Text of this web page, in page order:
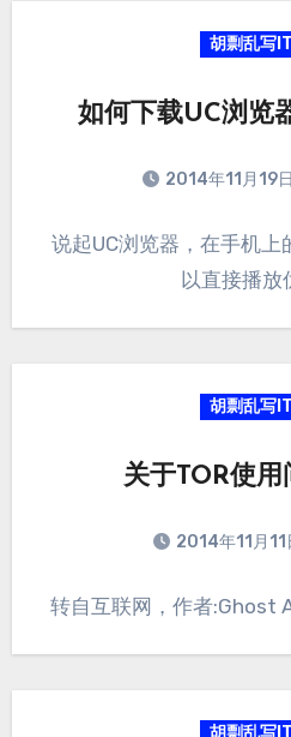
胡剽乱写
如何下载UC浏览
2014年11月19日
说起UC浏览器，在手机
以直接播放
胡剽乱写
关于TOR使用
2014年11月11
转自互联网，作者:Ghost